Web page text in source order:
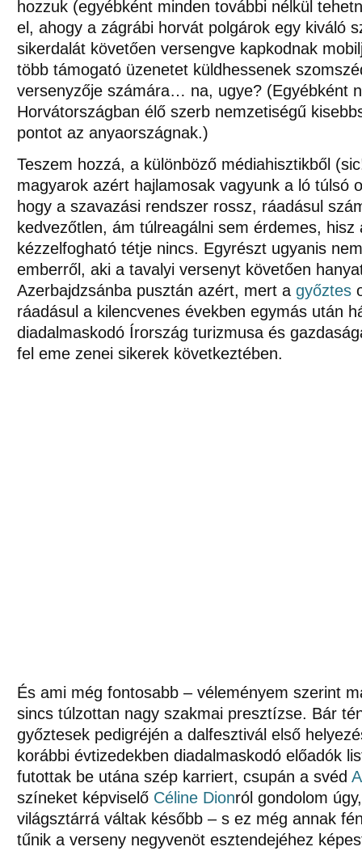
hozzuk (egyébként minden további nélkül
el, ahogy a zágrábi horvát polgárok egy kiváló
sikerdalát követően versengve kapkodnak
több támogató üzenetet küldhessenek
versenyzője számára… na, ugye? (Egyébként
Horvátországban élő szerb nemzetiségű
pontot az anyaországnak.)
Teszem hozzá, a különböző médiahisztikből
magyarok azért hajlamosak vagyunk a ló túlsó
hogy a szavazási rendszer rossz, ráadásul
kedvezőtlen, ám túlreagálni sem érdemes,
kézzelfogható tétje nincs. Egyrészt ugyanis
emberről, aki a tavalyi versenyt követően
Azerbajdzsánba pusztán azért, mert a győztes
ráadásul a kilencvenes években egymás után
diadalmaskodó Írország turizmusa és
fel eme zenei sikerek következtében.
És ami még fontosabb – véleményem szerint
sincs túlzottan nagy szakmai presztízse. Bár
győztesek pedigréjén a dalfesztivál első
korábbi évtizedekben diadalmaskodó előadók
futottak be utána szép karriert, csupán a svéd
színeket képviselő Céline Dionról gondolom
világsztárrá váltak később – s ez még annak
tűnik a verseny negyvenöt esztendejéhez